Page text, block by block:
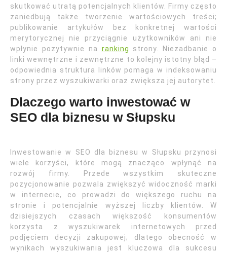
skutkować utratą potencjalnych klientów. Firmy często
zaniedbują także tworzenie wartościowych treści;
publikowanie artykułów bez konkretnej wartości
merytorycznej nie przyciągnie użytkowników ani nie
wpłynie pozytywnie na ranking strony. Niezadbanie o
linki wewnętrzne i zewnętrzne to kolejny istotny błąd –
odpowiednia struktura linków pomaga w indeksowaniu
strony przez wyszukiwarki oraz zwiększa jej autorytet.
Dlaczego warto inwestować w
SEO dla biznesu w Słupsku
Inwestowanie w SEO dla biznesu w Słupsku przynosi
wiele korzyści, które mogą znacząco wpłynąć na
rozwój firmy. Przede wszystkim skuteczne
pozycjonowanie pozwala zwiększyć widoczność marki
w internecie, co prowadzi do większego ruchu na
stronie i potencjalnie wyższej liczby klientów. W
dzisiejszych czasach większość konsumentów
korzysta z wyszukiwarek internetowych przed
podjęciem decyzji zakupowej; dlatego obecność w
wynikach wyszukiwania jest kluczowa dla sukcesu